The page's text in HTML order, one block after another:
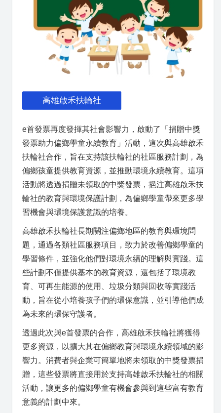
高雄啟禾扶輪社
e首發票再度發揮其社會影響力，啟動了「捐贈中獎
發票助力偏鄉學童永續教育」活動，這次與高雄啟禾
扶輪社合作，旨在支持該扶輪社的社區服務計劃，為
偏鄉孩童提供教育資源，並推動環境永續教育。這項
活動將透過捐贈未領取的中獎發票，挹注高雄啟禾扶
輪社的教育與環境保護計劃，為偏鄉學童帶來更多學
習機會與環境保護意識的培養。
高雄啟禾扶輪社長期關注偏鄉地區的教育與環境問
題，通過各類社區服務項目，致力於改善偏鄉學童的
學習條件，並強化他們對環境永續的理解與實踐。這
些計劃不僅提供基本的教育資源，還包括了環境教
育、可再生能源的使用、垃圾分類與回收等實踐活
動，旨在從小培養孩子們的環保意識，並引導他們成
為未來的環保守護者。
透過此次與e首發票的合作，高雄啟禾扶輪社將獲得
更多資源，以擴大其在偏鄉教育與環境永續領域的影
響力。消費者與企業可簡單地將未領取的中獎發票捐
贈，這些發票將直接用於支持高雄啟禾扶輪社的相關
活動，讓更多的偏鄉學童有機會參與到這些富有教育
意義的計劃中來。